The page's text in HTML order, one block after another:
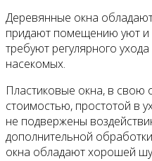
Деревянные окна
придают помещению уют и
требуют регулярного
насекомых.
Пластиковые окна, в свою
стоимостью, простотой в
не подвержены
дополнительной
окна обладают хорошей